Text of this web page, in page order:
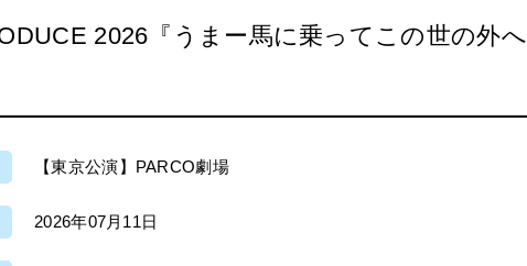
2026『うまー馬に乗ってこの世の外へ
【東京公演】PARCO劇場
2026年07月11日